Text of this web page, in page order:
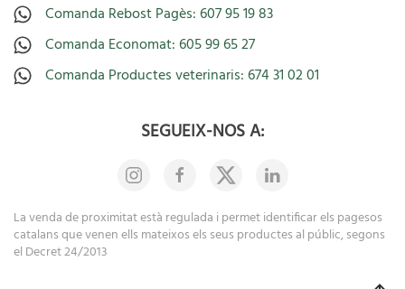
Comanda Rebost Pagès: 607 95 19 83
Comanda Economat: 605 99 65 27
Comanda Productes veterinaris: 674 31 02 01
SEGUEIX-NOS A:
La venda de proximitat està regulada i permet identificar els pagesos
catalans que venen ells mateixos els seus productes al públic, segons
el Decret 24/2013